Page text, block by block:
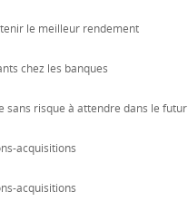
le meilleur rendement
chez les banques
sans risque à attendre dans le futur
acquisitions
acquisitions